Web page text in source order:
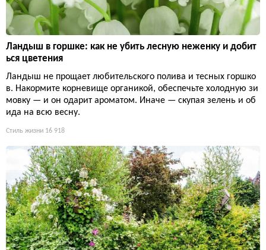
Ландыш в горшке: как не убить лесную неженку и добит
ься цветения
Ландыш не прощает любительского полива и тесных горшко
в. Накормите корневище органикой, обеспечьте холодную зи
мовку — и он одарит ароматом. Иначе — скупая зелень и об
ида на всю весну.
Стиль жизни 16 918